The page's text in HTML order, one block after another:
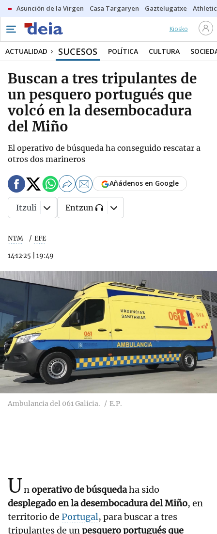
Asunción de la Virgen Casa Targaryen Gaztelugatxe Athletic
Kiosko
ACTUALIDAD SUCESOS POLÍTICA CULTURA
Buscan a tres tripulantes de
un pesquero portugués que
volcó en la desembocadura
del Miño
El operativo de búsqueda ha conseguido rescatar a
otros dos marineros
NTM EFE
14·12·25 19:49
Añádenos en Google
Itzuli Entzun
Ambulancia del 061 Galicia. E.P.
Unoperativo de búsquedaha sido
desplegado en la desembocadura del Miño, en
territorio de Portugal, para buscar a tres
tripulantes de unpesquero portugués que